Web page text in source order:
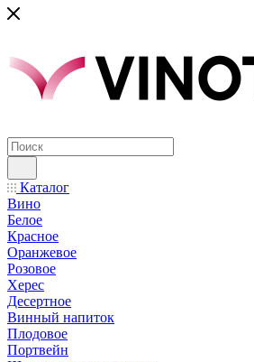
Каталог
Вино
Белое
Красное
Оранжевое
Розовое
Херес
Десертное
Винный напиток
Плодовое
Портвейн